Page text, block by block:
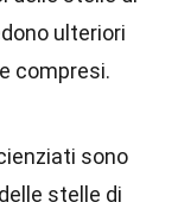
ulteriori
compresi.
sono
stelle di